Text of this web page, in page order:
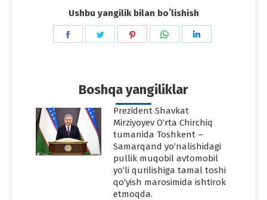
Ushbu yangilik bilan boʻlishish
Share
Share
Share
Share
Boshqa yangiliklar
Prezident Shavkat
Mirziyoyev O‘rta Chirchiq
tumanida Toshkent –
Samarqand yo‘nalishidagi
pullik muqobil avtomobil
yo‘li qurilishiga tamal toshi
qo‘yish marosimida ishtirok
etmoqda.